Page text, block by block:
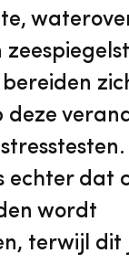
Zuid-Holland
alle diensten
meer over ons
deze
echter dat
wordt
terwijl dit